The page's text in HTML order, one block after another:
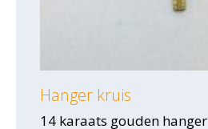
Hanger kruis
14 karaats gouden hanger